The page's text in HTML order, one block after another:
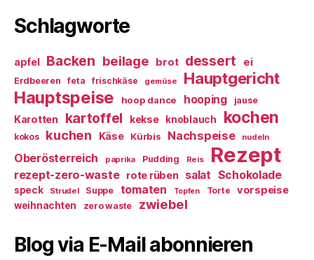
Schlagworte
apfel Backen beilage brot dessert ei
Erdbeeren feta frischkäse gemüse Hauptgericht
Hauptspeise hoop dance hooping jause
Karotten kartoffel kekse knoblauch kochen
kokos kuchen Käse Kürbis Nachspeise nudeln
Oberösterreich paprika Pudding Reis Rezept
rezept-zero-waste rote rüben salat Schokolade
speck Strudel Suppe tomaten Topfen Torte vorspeise
weihnachten zero waste zwiebel
Blog via E-Mail abonnieren